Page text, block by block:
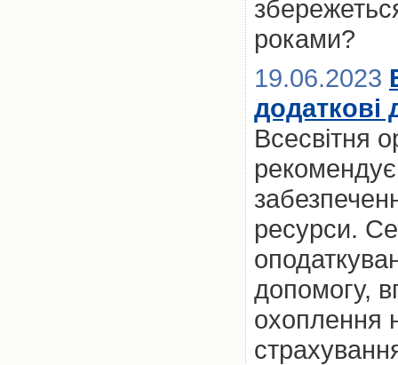
роками?
19.06.2023
Всесвітня
ресурси.
допомогу,
охоплення